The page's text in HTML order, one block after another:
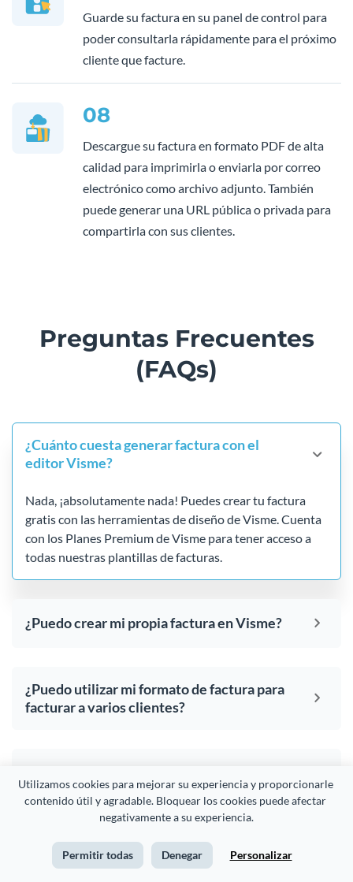
Utilizamos cookies para mejorar su experiencia y proporcionarle
contenido útil y agradable. Bloquear los cookies puede afectar
negativamente a su experiencia.
Permitir todas Denegar Personalizar
Guarde su factura en su panel de control para
poder consultarla rápidamente para el próximo
cliente que facture.
08
Descargue su factura en formato PDF de alta
calidad para imprimirla o enviarla por correo
electrónico como archivo adjunto. También
puede generar una URL pública o privada para
compartirla con sus clientes.
Preguntas Frecuentes
(FAQs)
¿Cuánto cuesta generar factura con el
editor Visme?
Nada, ¡absolutamente nada! Puedes crear tu factura
gratis con las herramientas de diseño de Visme. Cuenta
con los Planes Premium de Visme para tener acceso a
todas nuestras plantillas de facturas.
¿Puedo crear mi propia factura en Visme?
¿Puedo utilizar mi formato de factura para
facturar a varios clientes?
de cargos en mi factura?
¿Puedo utilizar mi kit de marca con el
editor de facturas en línea?